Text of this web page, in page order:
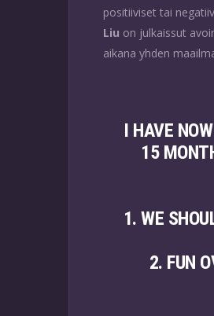
positiiviset tai
Liu on julkaissut
aikana yhden
I HAVE
15
1. WE
2. FUN